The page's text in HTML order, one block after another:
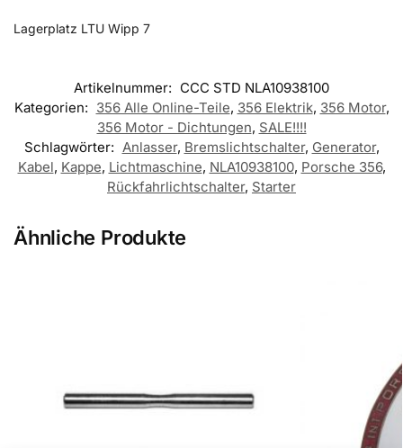
Lagerplatz LTU Wipp 7
Artikelnummer: CCC STD NLA10938100
Kategorien: 356 Alle Online-Teile, 356 Elektrik, 356 Motor,
356 Motor - Dichtungen, SALE!!!!
Schlagwörter: Anlasser, Bremslichtschalter, Generator,
Kabel, Kappe, Lichtmaschine, NLA10938100, Porsche 356,
Rückfahrlichtschalter, Starter
Ähnliche Produkte